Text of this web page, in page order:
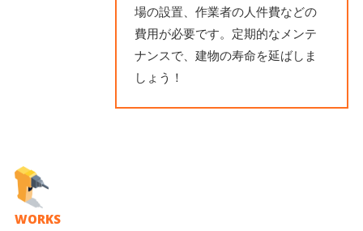
場の設置、作業者の人件費などの
費用が必要です。定期的なメンテ
ナンスで、建物の寿命を延ばしま
しょう！
WORKS